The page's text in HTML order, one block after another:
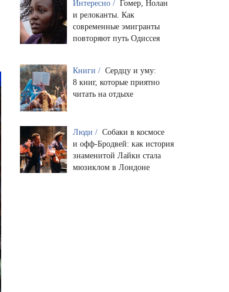
Интересно / Гомер, Нолан
и релоканты. Как
современные эмигранты
повторяют путь Одиссея
Книги / Сердцу и уму:
8 книг, которые приятно
читать на отдыхе
Люди / Собаки в космосе
и офф-Бродвей: как история
знаменитой Лайки стала
мюзиклом в Лондоне